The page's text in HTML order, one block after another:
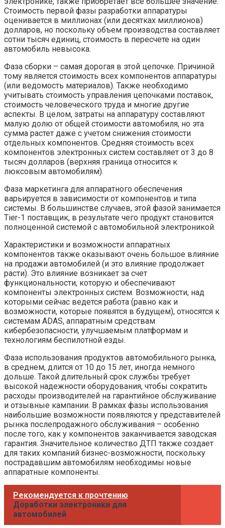
Стоимость первой фазы разработки аппаратуры
оценивается в миллионах (или десятках миллионов)
долларов, но поскольку объем производства составляет
сотни тысяч единиц, стоимость в пересчете на один
автомобиль невысока.
Фаза сборки – самая дорогая в этой цепочке. Причиной
тому является стоимость всех компонентов аппаратуры
(или ведомость материалов). Также необходимо
учитывать стоимость управления цепочками поставок,
стоимость человеческого труда и многие другие
аспекты. В целом, затраты на аппаратуру составляют
малую долю от общей стоимости автомобиля, но эта
сумма растет даже с учетом снижения стоимости
отдельных компонентов. Средняя стоимость всех
компонентов электронных систем составляет от 3 до 8
тысяч долларов (верхняя граница относится к
люксовым автомобилям).
Фаза маркетинга для аппаратного обеспечения
варьируется в зависимости от компонентов и типа
системы. В большинстве случаев, этой фазой занимается
Tier-1 поставщик, в результате чего продукт становится
полноценной системой с автомобильной электроникой.
Характеристики и возможности аппаратных
компонентов также оказывают очень большое влияние
на продажи автомобилей (и это влияние продолжает
расти). Это влияние возникает за счет
функциональности, которую и обеспечивают
компоненты электронных систем. Возможности, над
которыми сейчас ведется работа (равно как и
возможности, которые появятся в будущем), относятся к
системам ADAS, аппаратным средствам
кибербезопасности, улучшаемым платформам и
технологиям беспилотной езды.
Фаза использования продуктов автомобильного рынка,
в среднем, длится от 10 до 15 лет, иногда немного
дольше. Такой длительный срок службы требует
высокой надежности оборудования, чтобы сократить
расходы производителей на гарантийное обслуживание
и отзывные кампании. В рамках фазы использования
наибольшие возможности появляются у представителей
рынка послепродажного обслуживания – особенно
после того, как у компонентов заканчивается заводская
гарантия. Значительное количество ДТП также создает
для таких компаний бизнес-возможности, поскольку
пострадавшим автомобилям необходимы новые
аппаратные компоненты.
Рекомендуется к прочтению
Доработки электроники для
автомобилей